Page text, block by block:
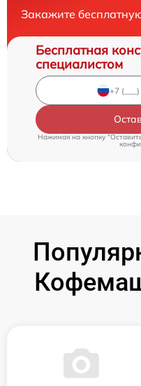
Закажите
Бесплатная
специалистом
Нажимая на кнопку